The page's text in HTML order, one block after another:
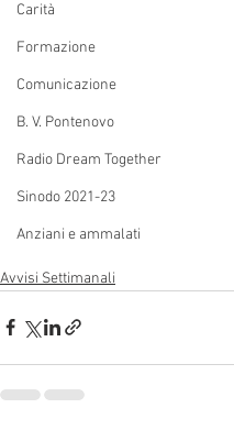
Carità
Formazione
Comunicazione
B. V. Pontenovo
Radio Dream Together
Sinodo 2021-23
Anziani e ammalati
Avvisi Settimanali